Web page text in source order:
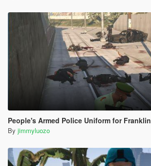
People's Armed Police Uniform for Franklin
By jimmyluozo